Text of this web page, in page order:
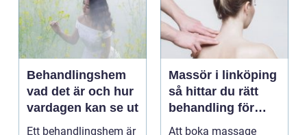
Behandlingshem
vad det är och hur
vardagen kan se ut
Ett behandlingshem är
Massör i linköping
så hittar du rätt
behandling för
kropp och hälsa
Att boka massage